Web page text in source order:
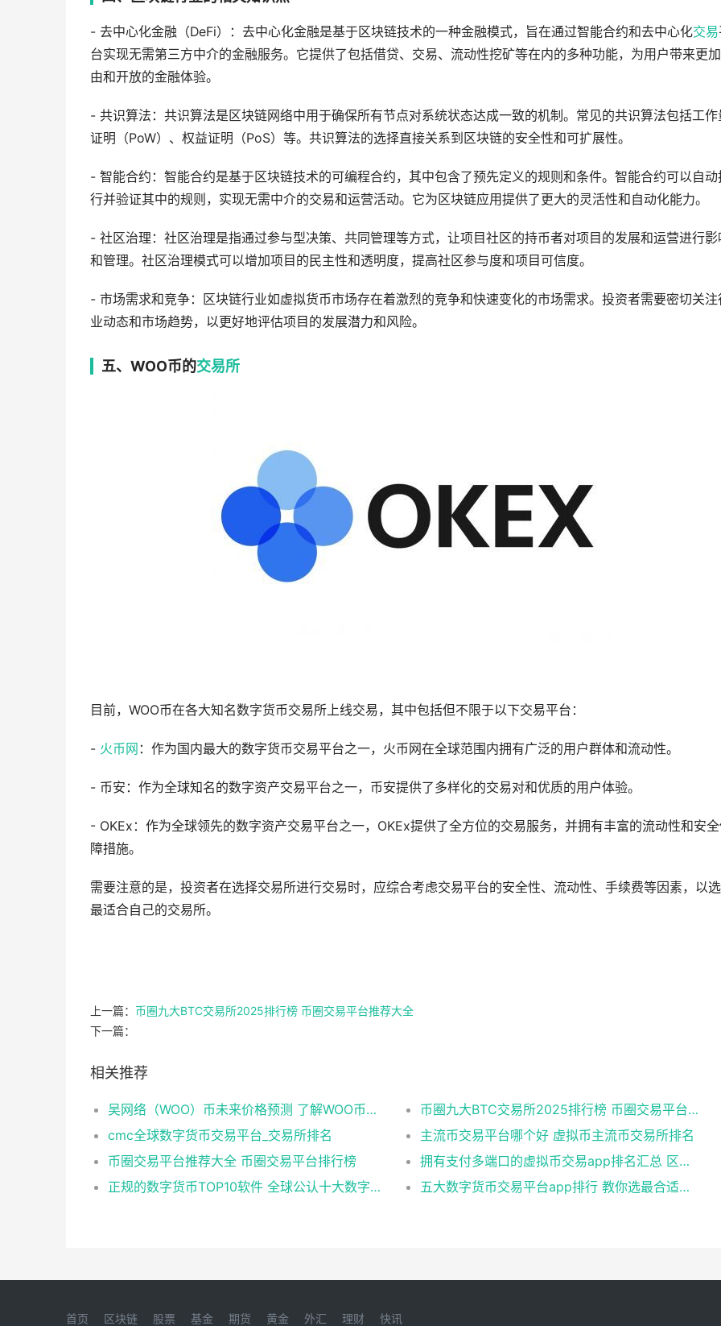
- 去中心化金融（DeFi）：去中心化金融是基于区块链技术的一种金融模式，旨在通过智能合约和去中心化交易
台实现无需第三方中介的金融服务。它提供了包括借贷、交易、流动性挖矿等在内的多种功能，为用户带来更
由和开放的金融体验。
- 共识算法：共识算法是区块链网络中用于确保所有节点对系统状态达成一致的机制。常见的共识算法包括工作
证明（PoW）、权益证明（PoS）等。共识算法的选择直接关系到区块链的安全性和可扩展性。
- 智能合约：智能合约是基于区块链技术的可编程合约，其中包含了预先定义的规则和条件。智能合约可以自动
行并验证其中的规则，实现无需中介的交易和运营活动。它为区块链应用提供了更大的灵活性和自动化能力。
- 社区治理：社区治理是指通过参与型决策、共同管理等方式，让项目社区的持币者对项目的发展和运营进行影
和管理。社区治理模式可以增加项目的民主性和透明度，提高社区参与度和项目可信度。
- 市场需求和竞争：区块链行业如虚拟货币市场存在着激烈的竞争和快速变化的市场需求。投资者需要密切关注
业动态和市场趋势，以更好地评估项目的发展潜力和风险。
五、WOO币的交易所
目前，WOO币在各大知名数字货币交易所上线交易，其中包括但不限于以下交易平台：
- 火币网 ：作为国内最大的数字货币交易平台之一，火币网在全球范围内拥有广泛的用户群体和流动性。
- 币安：作为全球知名的数字资产交易平台之一，币安提供了多样化的交易对和优质的用户体验。
- OKEx：作为全球领先的数字资产交易平台之一，OKEx提供了全方位的交易服务，并拥有丰富的流动性和安
障措施。
需要注意的是，投资者在选择交易所进行交易时，应综合考虑交易平台的安全性、流动性、手续费等因素，以
最适合自己的交易所。
上一篇： 币圈九大BTC交易所2025排行榜 币圈交易平台推荐大全
下一篇：
相关推荐
吴网络（WOO）币未来价格预测 了解WOO币的潜力与前景如何？
币圈九大BTC交易所2025排行榜 币圈交易平台推荐大全
cmc全球数字货币交易平台_交易所排名
主流币交易平台哪个好 虚拟币主流币交易所排名
币圈交易平台推荐大全 币圈交易平台排行榜
拥有支付多端口的虚拟币交易app排名汇总 区块链挣钱APP
正规的数字货币TOP10软件 全球公认十大数字货币交易所
五大数字货币交易平台app排行 教你选最合适的比特币平台
首页 区块链 股票 基金 期货 黄金 外汇 理财 快讯